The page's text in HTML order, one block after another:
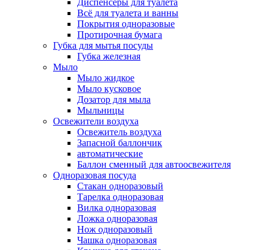
Диспенсеры для туалета
Всё для туалета и ванны
Покрытия одноразовые
Протирочная бумага
Губка для мытья посуды
Губка железная
Мыло
Мыло жидкое
Мыло кусковое
Дозатор для мыла
Мыльницы
Освежители воздуха
Освежитель воздуха
Запасной баллончик
автоматические
Баллон сменный для автоосвежителя
Одноразовая посуда
Стакан одноразовый
Тарелка одноразовая
Вилка одноразовая
Ложка одноразовая
Нож одноразовый
Чашка одноразовая